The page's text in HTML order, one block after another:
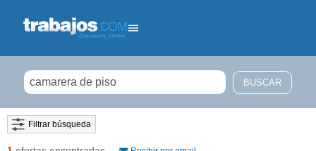
Filtrar búsqueda